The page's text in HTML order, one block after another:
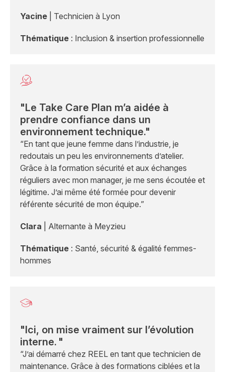
Yacine | Technicien à Lyon
Thématique : Inclusion & insertion professionnelle
"Le Take Care Plan m’a aidée à
prendre confiance dans un
environnement technique."
“En tant que jeune femme dans l’industrie, je
redoutais un peu les environnements d’atelier.
Grâce à la formation sécurité et aux échanges
réguliers avec mon manager, je me sens écoutée et
légitime. J’ai même été formée pour devenir
référente sécurité de mon équipe.”
Clara | Alternante à Meyzieu
Thématique : Santé, sécurité & égalité femmes-
hommes
"Ici, on mise vraiment sur l’évolution
interne. "
“J’ai démarré chez REEL en tant que technicien de
maintenance. Grâce à des formations ciblées et la